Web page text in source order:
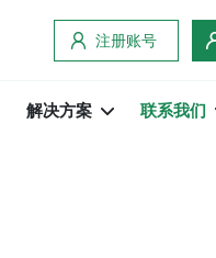
注册账号
解决方案 联系我们